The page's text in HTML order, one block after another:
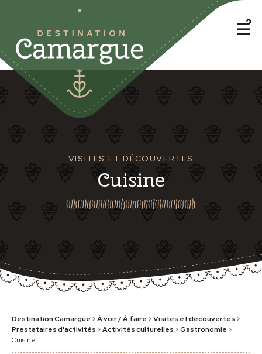
VISITES ET DÉCOUVERTES
Cuisine
Destination Camargue >À voir / À faire >Visites et découvertes >
Prestataires d'activités >Activités culturelles >Gastronomie >
Cuisine